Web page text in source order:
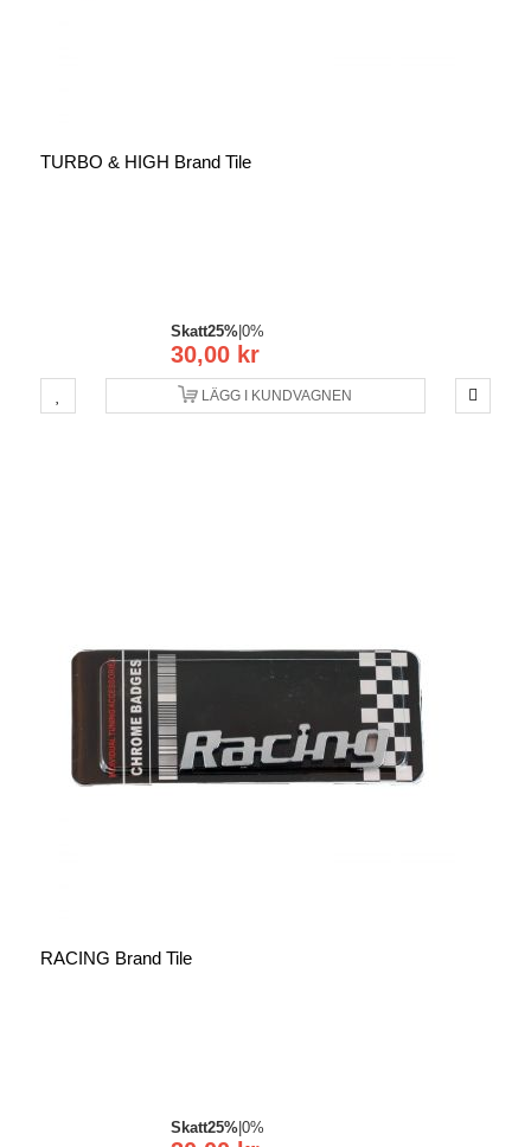
TURBO & HIGH Brand Tile
30,00 kr
Skatt25% 0%
LÄGG I KUNDVAGNEN
RACING Brand Tile
Skatt25% 0%